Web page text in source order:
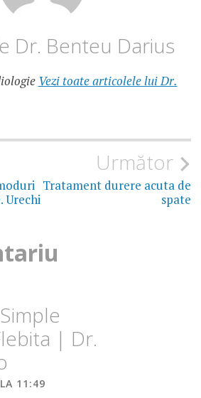
Dr. Benteu Darius
Vezi toate articolele lui Dr.
Urechi
Următor
Tratament durere acuta de
spate
| Dr.
11:49